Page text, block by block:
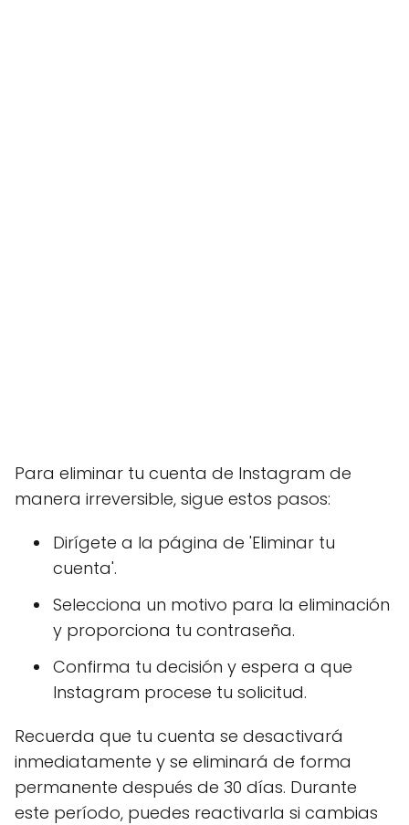
Para eliminar tu cuenta de Instagram de
manera irreversible, sigue estos pasos:
Dirígete a la página de 'Eliminar tu
cuenta'.
Selecciona un motivo para la eliminación
y proporciona tu contraseña.
Confirma tu decisión y espera a que
Instagram procese tu solicitud.
Recuerda que tu cuenta se desactivará
inmediatamente y se eliminará de forma
permanente después de 30 días. Durante
este período, puedes reactivarla si cambias